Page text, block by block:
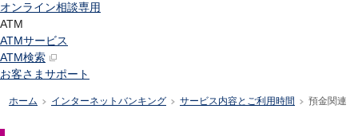
オンライン相談専用
ATM
ATMサービス
ATM検索
お客さまサポート
ホーム >インターネットバンキング >サービス内容とご利用時間 預金関連